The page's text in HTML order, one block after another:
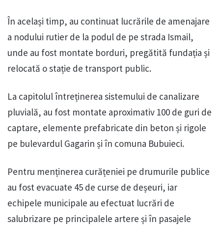
În același timp, au continuat lucrările de amenajare
a nodului rutier de la podul de pe strada Ismail,
unde au fost montate borduri, pregătită fundația și
relocată o stație de transport public.
La capitolul întreținerea sistemului de canalizare
pluvială, au fost montate aproximativ 100 de guri de
captare, elemente prefabricate din beton și rigole
pe bulevardul Gagarin și în comuna Bubuieci.
Pentru menținerea curățeniei pe drumurile publice
au fost evacuate 45 de curse de deșeuri, iar
echipele municipale au efectuat lucrări de
salubrizare pe principalele artere și în pasajele